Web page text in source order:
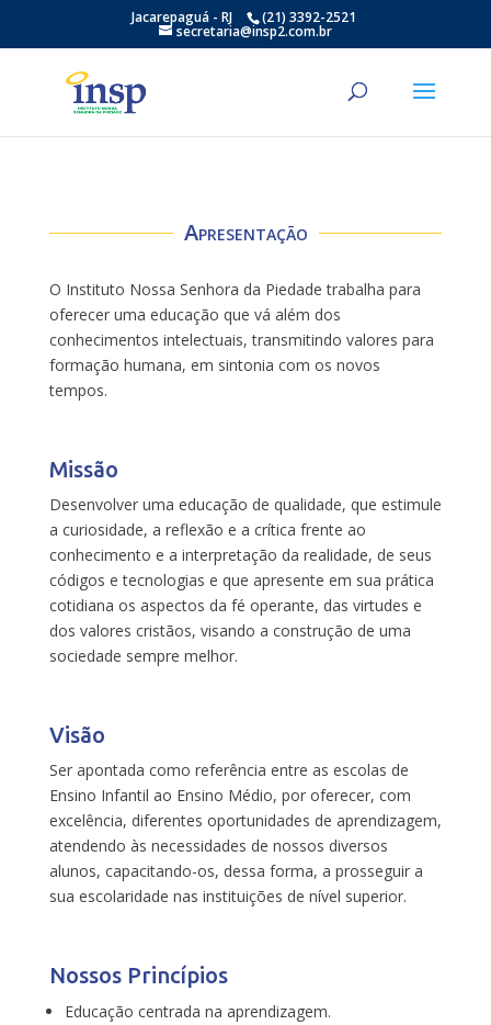
Jacarepaguá - RJ (21) 3392-2521
secretaria@insp2.com.br
Apresentação
O Instituto Nossa Senhora da Piedade trabalha para
oferecer uma educação que vá além dos
conhecimentos intelectuais, transmitindo valores para
formação humana, em sintonia com os novos
tempos.
Missão
Desenvolver uma educação de qualidade, que estimule
a curiosidade, a reflexão e a crítica frente ao
conhecimento e a interpretação da realidade, de seus
códigos e tecnologias e que apresente em sua prática
cotidiana os aspectos da fé operante, das virtudes e
dos valores cristãos, visando a construção de uma
sociedade sempre melhor.
Visão
Ser apontada como referência entre as escolas de
Ensino Infantil ao Ensino Médio, por oferecer, com
excelência, diferentes oportunidades de aprendizagem,
atendendo às necessidades de nossos diversos
alunos, capacitando-os, dessa forma, a prosseguir a
sua escolaridade nas instituições de nível superior.
Nossos Princípios
Educação centrada na aprendizagem.